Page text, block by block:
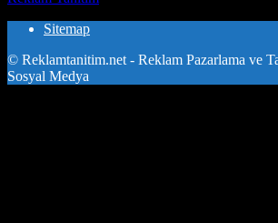
Sitemap
© Reklamtanitim.net - Reklam Pazarlama ve
Sosyal Medya